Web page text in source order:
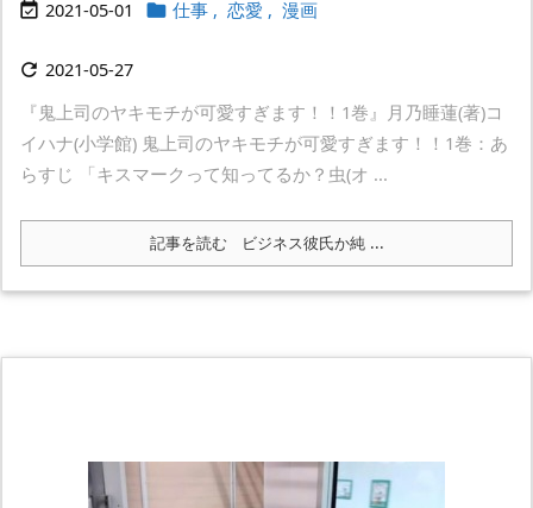
 2021-05-01  仕事 , 恋愛 , 漫画
 2021-05-27
『鬼上司のヤキモチが可愛すぎます！！1巻』月乃睡蓮(著)コ
イハナ(小学館) 鬼上司のヤキモチが可愛すぎます！！1巻：あ
らすじ 「キスマークって知ってるか？虫(オ ...
記事を読む ビジネス彼氏か純 ...